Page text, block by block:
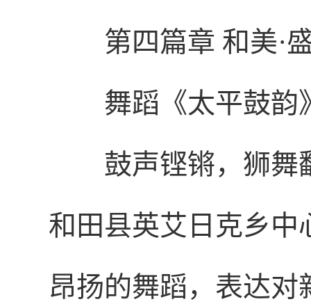
第四篇章 和美·
舞蹈《太平鼓韵
鼓声铿锵，狮舞
和田县英艾日克乡中
昂扬的舞蹈，表达